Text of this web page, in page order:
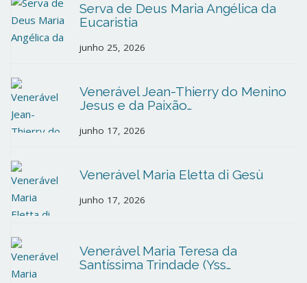
Serva de Deus Maria Angélica da
Eucaristia
junho 25, 2026
Venerável Jean-Thierry do Menino
Jesus e da Paixão…
junho 17, 2026
Venerável Maria Eletta di Gesù
junho 17, 2026
Venerável Maria Teresa da
Santíssima Trindade (Yss…